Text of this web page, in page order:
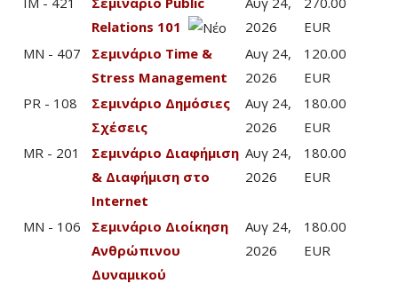
Relations 101
2026
EUR
MN - 407
Σεμινάριο Time &
Stress Management
Αυγ 24,
2026
120.00
EUR
PR - 108
Σεμινάριο Δημόσιες
Σχέσεις
Αυγ 24,
2026
180.00
EUR
MR - 201
Σεμινάριο Διαφήμιση
& Διαφήμιση στο
Internet
Αυγ 24,
2026
180.00
EUR
MN - 106
Σεμινάριο Διοίκηση
Ανθρώπινου
Δυναμικού
Αυγ 24,
2026
180.00
EUR